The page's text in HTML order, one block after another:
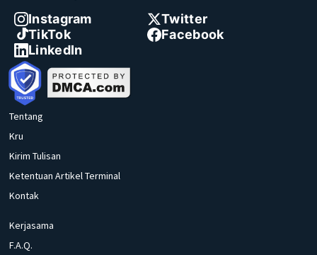
Instagram
Twitter
TikTok
Facebook
LinkedIn
Tentang
Kru
Kirim Tulisan
Ketentuan Artikel Terminal
Kontak
Kerjasama
F.A.Q.